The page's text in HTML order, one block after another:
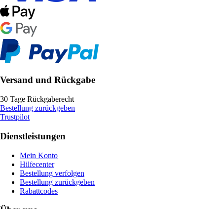
Versand und Rückgabe
30 Tage Rückgaberecht
Bestellung zurückgeben
Trustpilot
Dienstleistungen
Mein Konto
Hilfecenter
Bestellung verfolgen
Bestellung zurückgeben
Rabattcodes